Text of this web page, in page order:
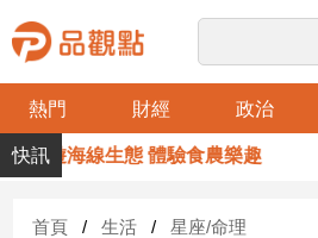
熱門 財經 政治
品
觀
財
遊海線生態 體驗食農樂趣
首頁 生活 星座/命理